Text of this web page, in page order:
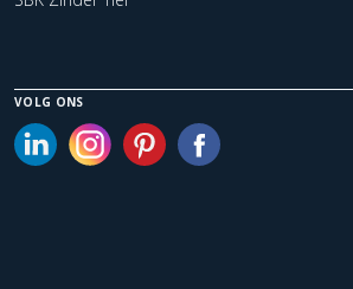
VOLG ONS